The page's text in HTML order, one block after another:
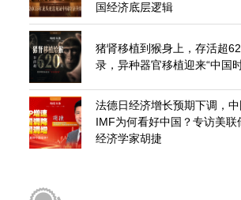
国经济底层逻辑
猪肾移植到猴身上，存活超
录，异种器官移植迎来“中国
法德日经济增长预期下调，中
IMF为何看好中国？专访美联
经济学家胡捷